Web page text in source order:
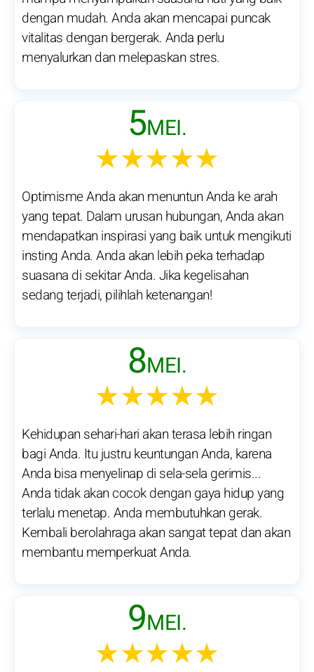
dengan mudah. Anda akan mencapai puncak
vitalitas dengan bergerak. Anda perlu
menyalurkan dan melepaskan stres.
5MEI.
★★★★★
Optimisme Anda akan menuntun Anda ke arah
yang tepat. Dalam urusan hubungan, Anda akan
mendapatkan inspirasi yang baik untuk mengikuti
insting Anda. Anda akan lebih peka terhadap
suasana di sekitar Anda. Jika kegelisahan
sedang terjadi, pilihlah ketenangan!
8MEI.
★★★★★
Kehidupan sehari-hari akan terasa lebih ringan
bagi Anda. Itu justru keuntungan Anda, karena
Anda bisa menyelinap di sela-sela gerimis...
Anda tidak akan cocok dengan gaya hidup yang
terlalu menetap. Anda membutuhkan gerak.
Kembali berolahraga akan sangat tepat dan akan
membantu memperkuat Anda.
9MEI.
★★★★★